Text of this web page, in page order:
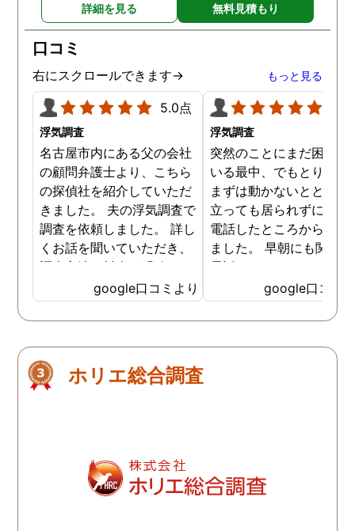
詳細を見る 無料見積もり
口コミ
右にスクロールできます→ もっと見る
5.0点
浮気調査
名古屋市内にある父の会社
の顧問弁護士より、こちら
の探偵社を紹介していただ
きました。 夫の浮気調査で
調査を依頼しました。 詳し
くお話を聞いていただき、
調査方法や料金も明確で、
少し安心した気持ちになり
ました。 こちらにご依頼す
る前に、数社に問い合わせ
かりで具体的な料金など、
お電話では説明はなかった
明を受けましたが、説明通
り日数はかかりましたが、
具体的な不貞の証拠が取れ
google口コミより
浮気調査
突然のことにまだ困惑し
いる最中、でもとりあえ
まずは動かないとと居て
立っても居られずに早朝
電話したところから始ま
ました。 早朝にも関わ
電話口でもしっかり対応
ていただき、その後契約
せていただきお世話にな
ました。 契約の際もじ
くださり、無理に勧誘し
た。 契約後もこちらの
を遥かに上回るスピーデ
google口コミ
ホリエ総合調査